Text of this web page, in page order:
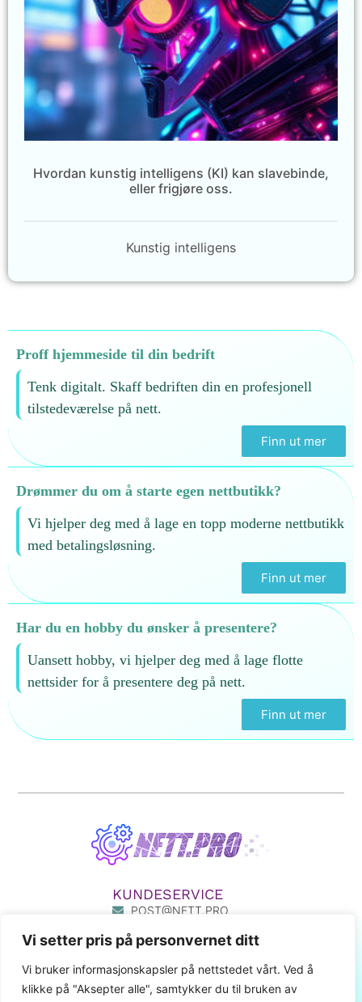
Vi setter pris på personvernet ditt
Vi bruker informasjonskapsler på nettstedet vårt. Ved å
klikke på "Aksepter alle", samtykker du til bruken av
Hvordan kunstig intelligens (KI) kan slavebinde,
eller frigjøre oss.
Kunstig intelligens
Proff hjemmeside til din bedrift
Tenk digitalt. Skaff bedriften din en profesjonell
tilstedeværelse på nett.
Finn ut mer
Drømmer du om å starte egen nettbutikk?
Vi hjelper deg med å lage en topp moderne nettbutikk
med betalingsløsning.
Finn ut mer
Har du en hobby du ønsker å presentere?
Uansett hobby, vi hjelper deg med å lage flotte
nettsider for å presentere deg på nett.
Finn ut mer
KUNDESERVICE
POST@NETT.PRO
411 80 777
MIN SIDE
LENKER